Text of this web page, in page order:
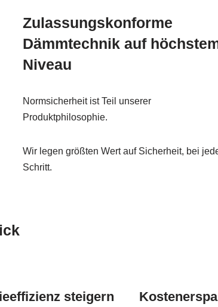
Zulassungskonforme
Dämmtechnik auf
Niveau
Normsicherheit ist Teil unserer
Produktphilosophie.
Wir legen größten Wert auf Sicherheit, bei
Schritt.
steigern